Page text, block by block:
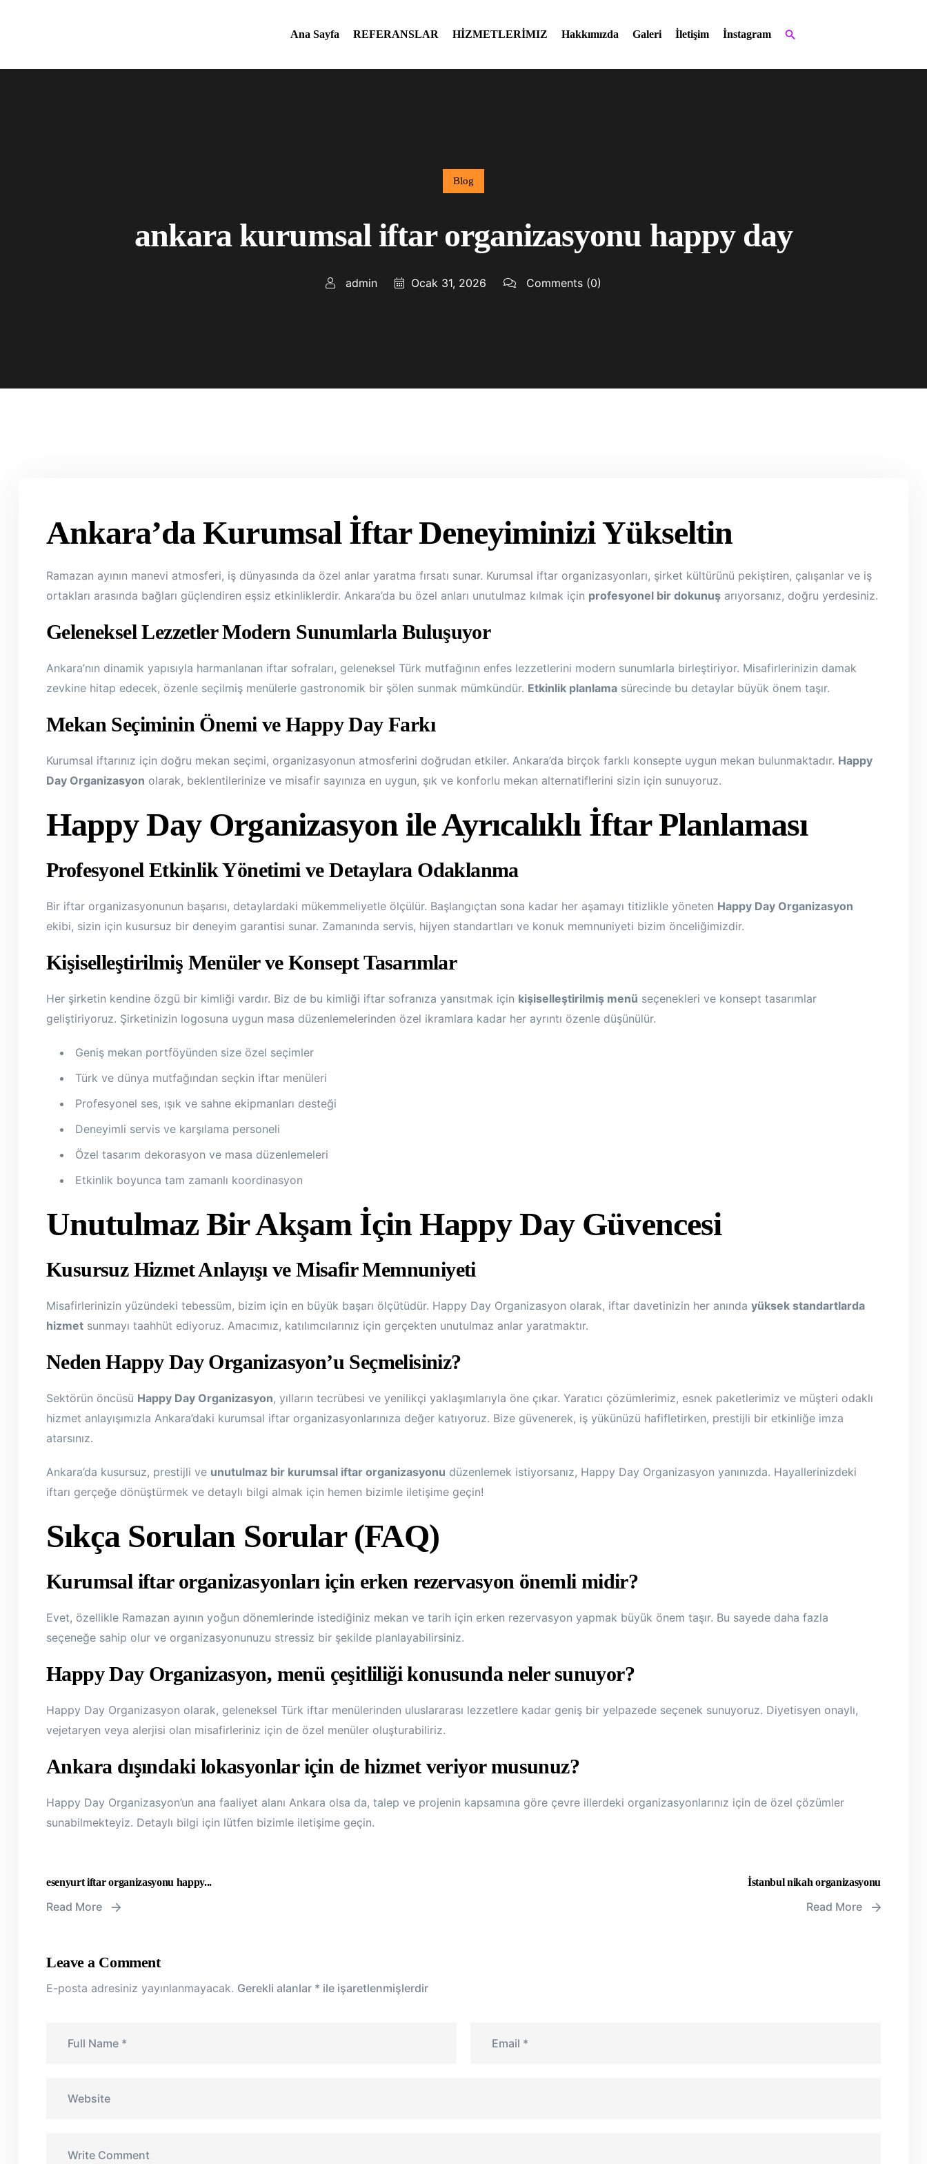
Ana Sayfa REFERANSLAR HİZMETLERİMIZ Hakkımızda Galeri İletişim İnstagram
Blog
ankara kurumsal iftar organizasyonu happy day
admin Ocak 31, 2026 Comments (0)
Ankara’da Kurumsal İftar Deneyiminizi Yükseltin
Ramazan ayının manevi atmosferi, iş dünyasında da özel anlar yaratma fırsatı sunar. Kurumsal iftar organizasyonları, şirket kültürünü pekiştiren, çalışanlar ve iş
ortakları arasında bağları güçlendiren eşsiz etkinliklerdir. Ankara’da bu özel anları unutulmaz kılmak için profesyonel bir dokunuş arıyorsanız, doğru yerdesiniz.
Geleneksel Lezzetler Modern Sunumlarla Buluşuyor
Ankara’nın dinamik yapısıyla harmanlanan iftar sofraları, geleneksel Türk mutfağının enfes lezzetlerini modern sunumlarla birleştiriyor. Misafirlerinizin damak
zevkine hitap edecek, özenle seçilmiş menülerle gastronomik bir şölen sunmak mümkündür. Etkinlik planlama sürecinde bu detaylar büyük önem taşır.
Mekan Seçiminin Önemi ve Happy Day Farkı
Kurumsal iftarınız için doğru mekan seçimi, organizasyonun atmosferini doğrudan etkiler. Ankara’da birçok farklı konsepte uygun mekan bulunmaktadır. Happy
Day Organizasyon olarak, beklentilerinize ve misafir sayınıza en uygun, şık ve konforlu mekan alternatiflerini sizin için sunuyoruz.
Happy Day Organizasyon ile Ayrıcalıklı İftar Planlaması
Profesyonel Etkinlik Yönetimi ve Detaylara Odaklanma
Bir iftar organizasyonunun başarısı, detaylardaki mükemmeliyetle ölçülür. Başlangıçtan sona kadar her aşamayı titizlikle yöneten Happy Day Organizasyon
ekibi, sizin için kusursuz bir deneyim garantisi sunar. Zamanında servis, hijyen standartları ve konuk memnuniyeti bizim önceliğimizdir.
Kişiselleştirilmiş Menüler ve Konsept Tasarımlar
Her şirketin kendine özgü bir kimliği vardır. Biz de bu kimliği iftar sofranıza yansıtmak için kişiselleştirilmiş menü seçenekleri ve konsept tasarımlar
geliştiriyoruz. Şirketinizin logosuna uygun masa düzenlemelerinden özel ikramlara kadar her ayrıntı özenle düşünülür.
Geniş mekan portföyünden size özel seçimler
Türk ve dünya mutfağından seçkin iftar menüleri
Profesyonel ses, ışık ve sahne ekipmanları desteği
Deneyimli servis ve karşılama personeli
Özel tasarım dekorasyon ve masa düzenlemeleri
Etkinlik boyunca tam zamanlı koordinasyon
Unutulmaz Bir Akşam İçin Happy Day Güvencesi
Kusursuz Hizmet Anlayışı ve Misafir Memnuniyeti
Misafirlerinizin yüzündeki tebessüm, bizim için en büyük başarı ölçütüdür. Happy Day Organizasyon olarak, iftar davetinizin her anında yüksek standartlarda
hizmet sunmayı taahhüt ediyoruz. Amacımız, katılımcılarınız için gerçekten unutulmaz anlar yaratmaktır.
Neden Happy Day Organizasyon’u Seçmelisiniz?
Sektörün öncüsü Happy Day Organizasyon, yılların tecrübesi ve yenilikçi yaklaşımlarıyla öne çıkar. Yaratıcı çözümlerimiz, esnek paketlerimiz ve müşteri odaklı
hizmet anlayışımızla Ankara’daki kurumsal iftar organizasyonlarınıza değer katıyoruz. Bize güvenerek, iş yükünüzü hafifletirken, prestijli bir etkinliğe imza
atarsınız.
Ankara’da kusursuz, prestijli ve unutulmaz bir kurumsal iftar organizasyonu düzenlemek istiyorsanız, Happy Day Organizasyon yanınızda. Hayallerinizdeki
iftarı gerçeğe dönüştürmek ve detaylı bilgi almak için hemen bizimle iletişime geçin!
Sıkça Sorulan Sorular (FAQ)
Kurumsal iftar organizasyonları için erken rezervasyon önemli midir?
Evet, özellikle Ramazan ayının yoğun dönemlerinde istediğiniz mekan ve tarih için erken rezervasyon yapmak büyük önem taşır. Bu sayede daha fazla
seçeneğe sahip olur ve organizasyonunuzu stressiz bir şekilde planlayabilirsiniz.
Happy Day Organizasyon, menü çeşitliliği konusunda neler sunuyor?
Happy Day Organizasyon olarak, geleneksel Türk iftar menülerinden uluslararası lezzetlere kadar geniş bir yelpazede seçenek sunuyoruz. Diyetisyen onaylı,
vejetaryen veya alerjisi olan misafirleriniz için de özel menüler oluşturabiliriz.
Ankara dışındaki lokasyonlar için de hizmet veriyor musunuz?
Happy Day Organizasyon’un ana faaliyet alanı Ankara olsa da, talep ve projenin kapsamına göre çevre illerdeki organizasyonlarınız için de özel çözümler
sunabilmekteyiz. Detaylı bilgi için lütfen bizimle iletişime geçin.
esenyurt iftar organizasyonu happy...
Read More
İstanbul nikah organizasyonu
Read More
Leave a Comment
E-posta adresiniz yayınlanmayacak. Gerekli alanlar * ile işaretlenmişlerdir